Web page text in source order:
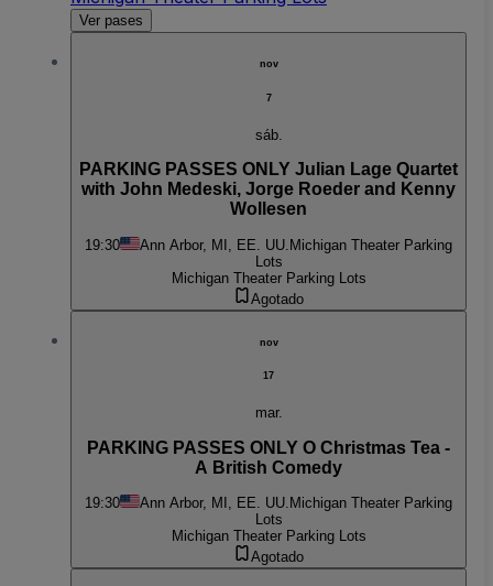
Ver pases
nov
7
sáb.
PARKING PASSES ONLY Julian Lage Quartet
with John Medeski, Jorge Roeder and Kenny
Wollesen
19:30 Ann Arbor, MI, EE. UU. Michigan Theater Parking
Lots
Michigan Theater Parking Lots
Agotado
nov
17
mar.
PARKING PASSES ONLY O Christmas Tea -
A British Comedy
19:30 Ann Arbor, MI, EE. UU. Michigan Theater Parking
Lots
Michigan Theater Parking Lots
Agotado